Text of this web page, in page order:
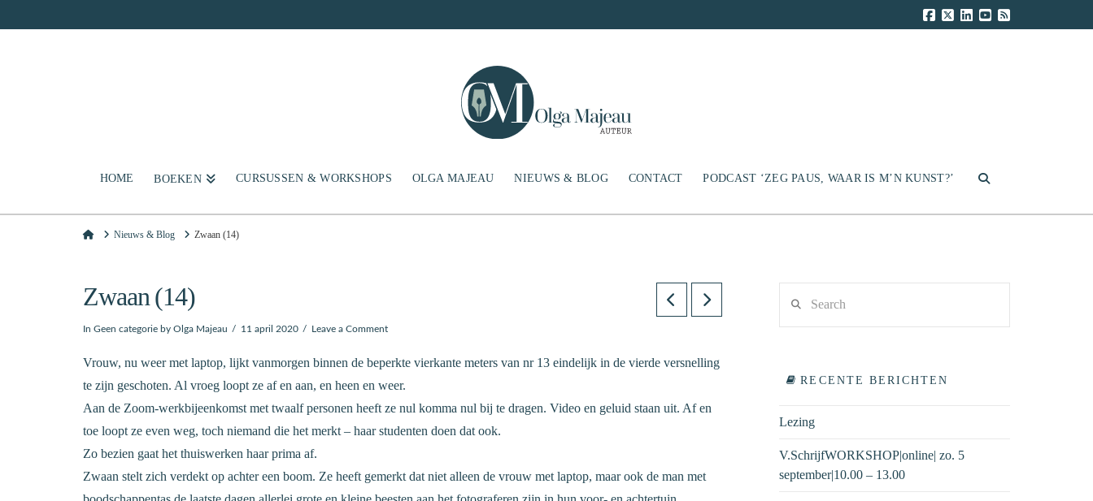
HOME BOEKEN CURSUSSEN & WORKSHOPS OLGA MAJEAU NIEUWS & BLOG CONTACT PODCAST ‘ZEG PAUS, WAAR IS M’N KUNST?’
HomeNieuws & Blog Zwaan (14)
Zwaan (14)
In Geen categorie by Olga Majeau 11 april 2020 Leave a Comment
Vrouw, nu weer met laptop, lijkt vanmorgen binnen de beperkte vierkante meters van nr 13 eindelijk in de vierde versnelling
te zijn geschoten. Al vroeg loopt ze af en aan, en heen en weer.
Aan de Zoom-werkbijeenkomst met twaalf personen heeft ze nul komma nul bij te dragen. Video en geluid staan uit. Af en
toe loopt ze even weg, toch niemand die het merkt – haar studenten doen dat ook.
Zo bezien gaat het thuiswerken haar prima af.
Zwaan stelt zich verdekt op achter een boom. Ze heeft gemerkt dat niet alleen de vrouw met laptop, maar ook de man met
RECENTE BERICHTEN
Lezing
V.SchrijfWORKSHOP|online| zo. 5
september|10.00 – 13.00